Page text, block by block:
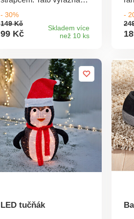
skvělé nápady na
dekorace.
- 30%
149 Kč
99 Kč
Skladem více
než 10 ks
-
LED tučňák